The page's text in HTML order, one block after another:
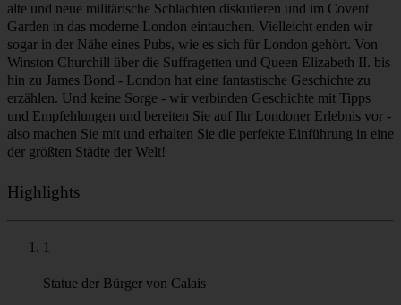
alte und neue militärische Schlachten diskutieren und im Covent
Garden in das moderne London eintauchen. Vielleicht enden wir
sogar in der Nähe eines Pubs, wie es sich für London gehört. Von
Winston Churchill über die Suffragetten und Queen Elizabeth II. bis
hin zu James Bond - London hat eine fantastische Geschichte zu
erzählen. Und keine Sorge - wir verbinden Geschichte mit Tipps
und Empfehlungen und bereiten Sie auf Ihr Londoner Erlebnis vor -
also machen Sie mit und erhalten Sie die perfekte Einführung in eine
der größten Städte der Welt!
Highlights
1
Statue der Bürger von Calais